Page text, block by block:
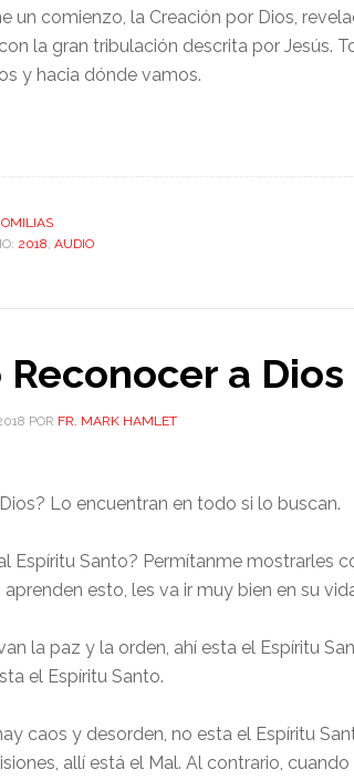
un comienzo, la Creación por Dios,
la gran tribulación descrita por Jesús.
y hacia dónde vamos.
2018, AUDIO
Reconocer a Dios
POR FR. MARK HAMLET
Lo encuentran en todo si lo buscan.
Espíritu Santo? Permítanme mostrarles
aprenden esto, les va ir muy bien en su
la paz y la orden, ahí esta el Espíritu
el Espíritu Santo.
caos y desorden, no esta el Espíritu
allí está el Mal. Al contrario,